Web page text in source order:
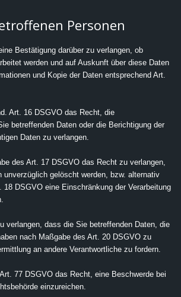
Personen
Bestätigung darüber zu verlangen, ob
werden und auf Auskunft über diese Daten
und Kopie der Daten entsprechend Art.
Art. 16 DSGVO das Recht, die
betreffenden Daten oder die Berichtigung der
Daten zu verlangen.
des Art. 17 DSGVO das Recht zu verlangen,
unverzüglich gelöscht werden, bzw. alternativ
18 DSGVO eine Einschränkung der Verarbeitung
verlangen, dass die Sie betreffenden Daten, die
nach Maßgabe des Art. 20 DSGVO zu
an andere Verantwortliche zu fordern.
77 DSGVO das Recht, eine Beschwerde bei
einzureichen.